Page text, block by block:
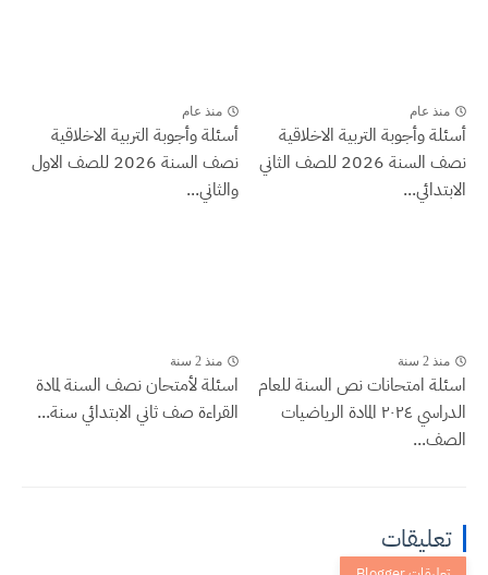
منذ عام
أسئلة وأجوبة التربية الاخلاقية
نصف السنة 2026 للصف الثاني
الابتدائي...
منذ عام
أسئلة وأجوبة التربية الاخلاقية
نصف السنة 2026 للصف الاول
والثاني...
منذ 2 سنة
اسئلة امتحانات نص السنة للعام
الدراسي ٢٠٢٤ المادة الرياضيات
الصف...
منذ 2 سنة
اسئلة لأمتحان نصف السنة لمادة
القراءة صف ثاني الابتدائي سنة...
تعليقات